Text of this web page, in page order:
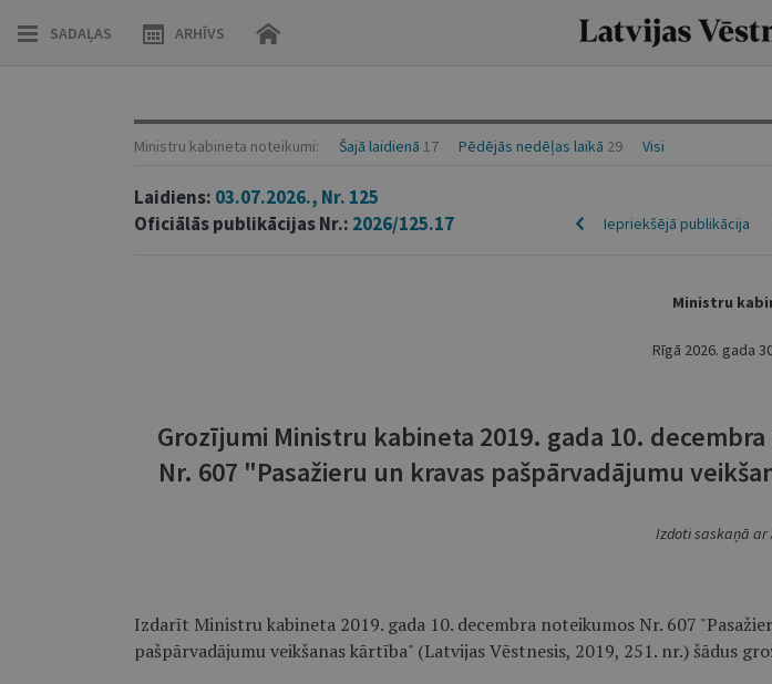
SADAĻAS ARHĪVS
Ministru kabineta noteikumi: Šajā laidienā 17 Pēdējās nedēļas laikā 29 Visi
Laidiens: 03.07.2026., Nr. 125
Oficiālās publikācijas Nr.: 2026/125.17 Iepriekšējā publikācija
Ministru
Rīgā 2026. gada
Grozījumi Ministru kabineta 2019. gada 10.
Nr. 607 "Pasažieru un kravas pašpārvadājumu
Izdoti saskaņā ar
Izdarīt Ministru kabineta 2019. gada 10. decembra noteikumos Nr. 607
pašpārvadājumu veikšanas kārtība" (Latvijas Vēstnesis, 2019, 251. nr.) šādus